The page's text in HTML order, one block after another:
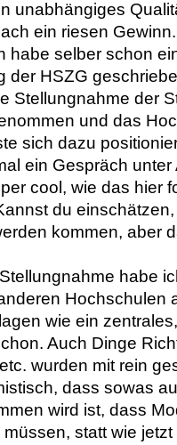
unabhängiges
ein riesen Gewinn.
habe selber schon
der HSZG
Stellungnahme der
und das
sich dazu
ein Gespräch
cool, wie das hier
du
kommen, aber
habe
Hochschulen
wie ein
Auch Dinge
wurden mit rein
dass sowas
wird ist, dass
statt wie